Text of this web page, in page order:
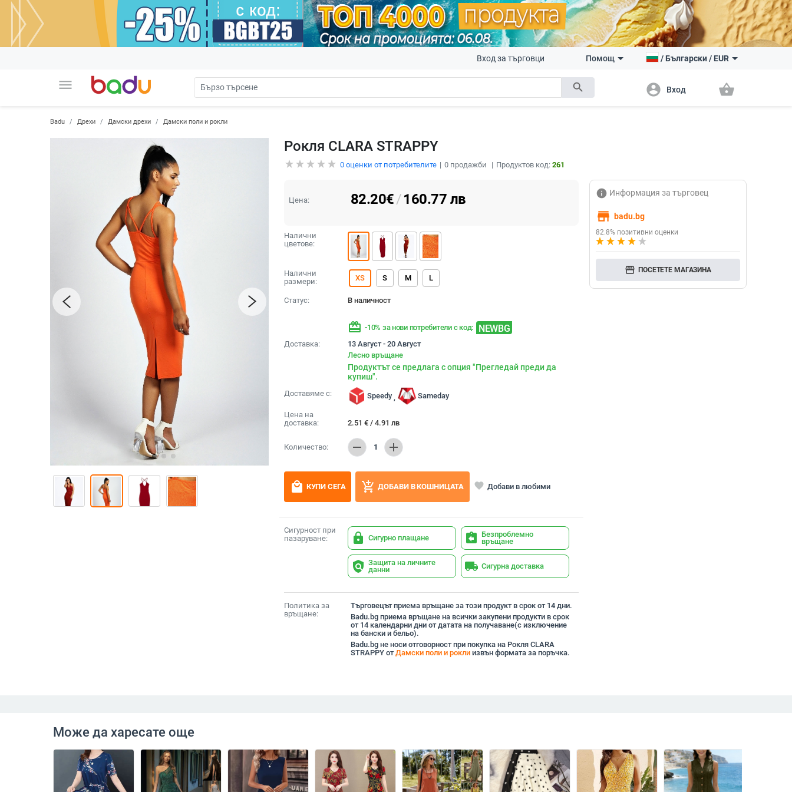
menu search
Вход за търговци Помощ /Български/ EUR
account_circle Вход shopping_basket
Badu Дрехи Дамски дрехи Дамски поли и рокли
Рокля CLARA STRAPPY
0оценки от потребителите 0продажби Продуктов код: 261
Цена: 82.20€/160.77 лв
Налични
цветове:
Налични
размери:
XS S M L
Статус: В наличност
redeem -10% за нови потребители с код: NEWBG
Доставка:
13 Август - 20 Август
Лесно връщане
Продуктът се предлага с опция "Прегледай преди да
купиш".
Доставяме с: Speedy , Sameday
Цена на
доставка:
2.51 € / 4.91 лв
Количество: remove 1 add
local_mall КУПИ СЕГА add_shopping_cart ДОБАВИ В КОШНИЦАТА favorite Добави в любими
Сигурност при
пазаруване:
lock Сигурно плащане assignment_return Безпроблемно
връщане
policy Защита на личните
данни
local_shipping Сигурна доставка
Политика за
връщане:
Търговецът приема връщане за този продукт в срок от 14 дни.
Badu.bg приема връщане на всички закупени продукти в срок
от 14 календарни дни от датата на получаване(с изключение
на бански и бельо).
Badu.bg не носи отговорност при покупка на Рокля CLARA
STRAPPY отДамски поли и роклиизвън формата за поръчка.
info Информация за търговец
store badu.bg
82.8% позитивни оценки
storefront ПОСЕТЕТЕ МАГАЗИНА
Може да харесате още